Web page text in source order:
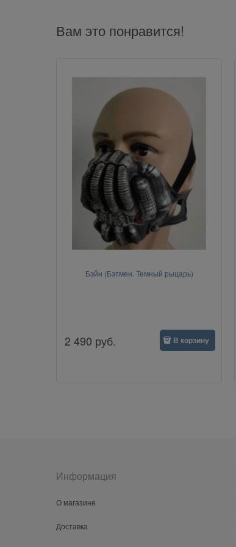
Вам это понравится!
Бэйн (Бэтмен. Темный рыцарь)
2 490 руб. В корзину
Информация
О магазине
Доставка